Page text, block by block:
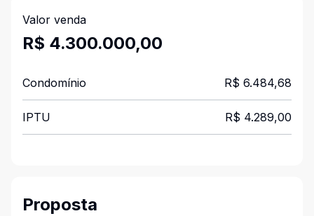
Valor venda
R$ 4.300.000,00
Condomínio R$ 6.484,68
IPTU R$ 4.289,00
Proposta